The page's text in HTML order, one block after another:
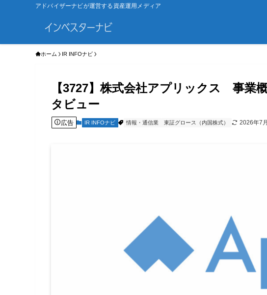
アドバイザーナビが運営する資産運用メディア
ホーム IR INFOナビ
【3727】株式会社アプリックス 事業
タビュー
広告 IR INFOナビ 情報・通信業 東証グロース（内国株式） 2026年7